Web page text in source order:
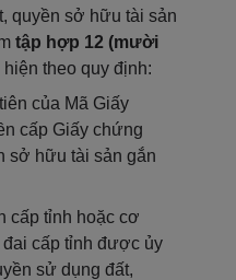
quyền sở hữu tài sản
tập hợp 12 (mười
theo quy định:
của Mã Giấy
cấp Giấy chứng
sở hữu tài sản gắn
cấp tỉnh hoặc cơ
cấp tỉnh được ủy
sử dụng đất,